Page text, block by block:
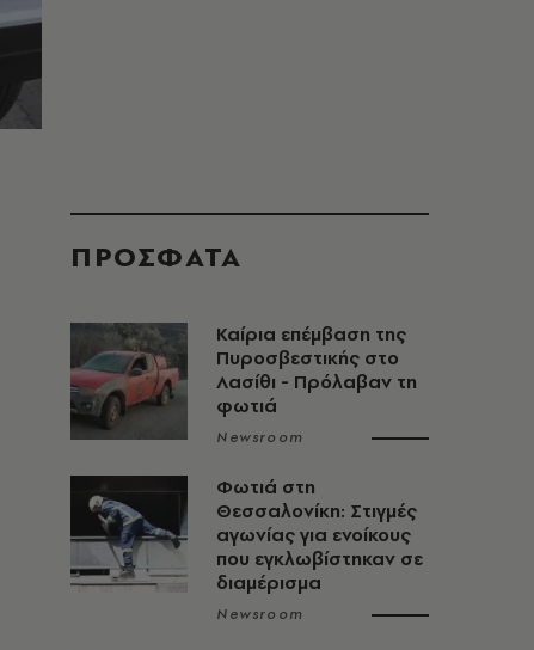
ΠΡΟΣΦΑΤΑ
Καίρια επέμβαση της
Πυροσβεστικής στο
Λασίθι - Πρόλαβαν τη
φωτιά
Newsroom
Φωτιά στη
Θεσσαλονίκη: Στιγμές
αγωνίας για ενοίκους
που εγκλωβίστηκαν σε
διαμέρισμα
Newsroom